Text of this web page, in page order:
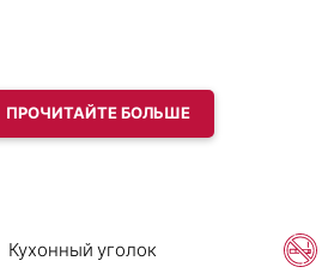
jak i też sauny fińskiej ( odpłatnej).
ПРОЧИТАЙТЕ БОЛЬШЕ
Кухонный уголок